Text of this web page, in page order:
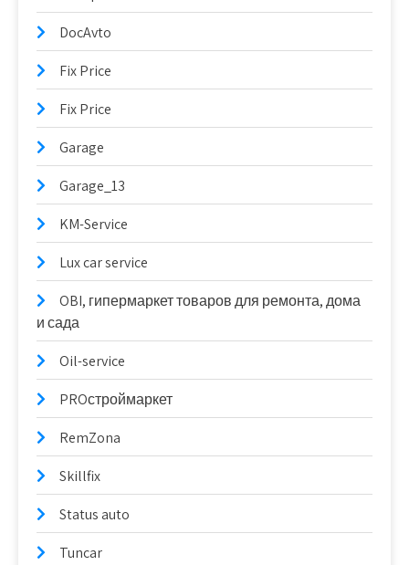
DocAvto
Fix Price
Fix Price
Garage
Garage_13
KM-Service
Lux car service
OBI, гипермаркет товаров для ремонта, дома
и сада
Oil-service
PROстроймаркет
RemZona
Skillfix
Status auto
Tuncar